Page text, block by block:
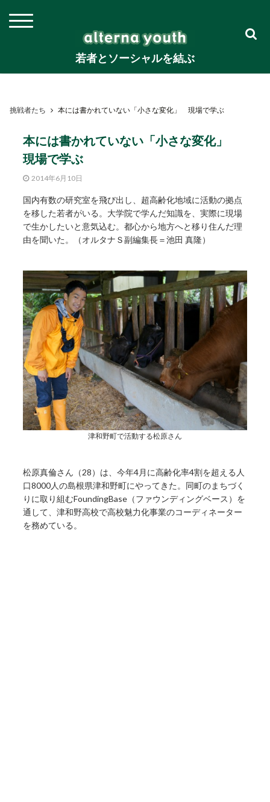
若者とソーシャルを結ぶ
挑戦者たち 本には書かれていない「小さな変化」 現場で学ぶ
本には書かれていない「小さな変化」
現場で学ぶ
2014年6月10日
国内有数の研究室を飛び出し、超高齢化地域に活動の拠点
を移した若者がいる。大学院で学んだ知識を、実際に現場
で生かしたいと意気込む。都心から地方へと移り住んだ理
由を聞いた。（オルタナＳ副編集長＝池田 真隆）
津和野町で活動する松原さん
松原真倫さん（28）は、今年4月に高齢化率4割を超える人
口8000人の島根県津和野町にやってきた。同町のまちづく
りに取り組むFoundingBase（ファウンディングベース）を
通して、津和野高校で高校魅力化事業のコーディネーター
を務めている。